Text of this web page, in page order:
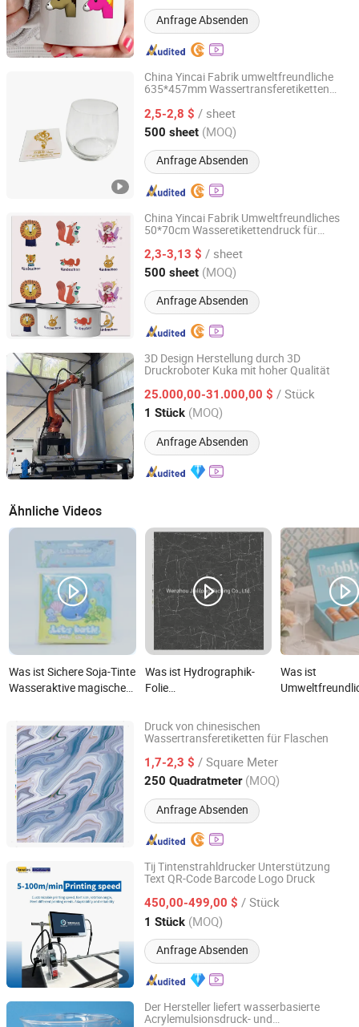
Anfrage Absenden
China Yincai Fabrik umweltfreundliche
635*457mm Wassertransferetiketten
2,5-2,8 $ / sheet
500 sheet (MOQ)
Anfrage Absenden
Guangdong Yincai Science & Technology Co., Ltd.
Guangdong, China Seit 2021
China Yincai Fabrik Umweltfreundliches
50*70cm Wasseretikettendruck für
2,3-3,13 $ / sheet
500 sheet (MOQ)
Anfrage Absenden
Guangdong Yincai Science & Technology Co., Ltd.
Guangdong, China Seit 2021
3D Design Herstellung durch 3D
Druckroboter Kuka mit hoher Qualität
25.000,00-31.000,00 $ / Stück
1 Stück (MOQ)
Anfrage Absenden
Jinan Artech Machinery Co., Ltd.
Shandong, China Seit 2019
Ähnliche Videos
Was ist Sichere Soja-Tinte
Wasseraktive magische
Was ist Hydrographik-
Folie
Autoteile und den
täglichen Gebrauch
Was ist
Druck von chinesischen
Wassertransferetiketten für Flaschen
1,7-2,3 $ / Square Meter
250 Quadratmeter (MOQ)
Anfrage Absenden
ZHEJIANG JIALILONG PACKAGING TECHNOLOGY
CO.,LTD
Zhejiang, China Seit 2019
Tij Tintenstrahldrucker Unterstützung
Text QR-Code Barcode Logo Druck
450,00-499,00 $ / Stück
1 Stück (MOQ)
Anfrage Absenden
Zhengzhou Dana Photoelectric Technology Co., Ltd.
Henan, China Seit 2025
Der Hersteller liefert wasserbasierte
Acrylemulsionsdruck- und